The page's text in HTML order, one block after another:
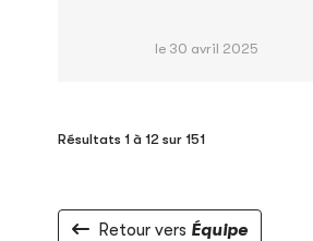
le 30 avril 2025
Résultats 1 à 12 sur 151
Retour vers Équipe